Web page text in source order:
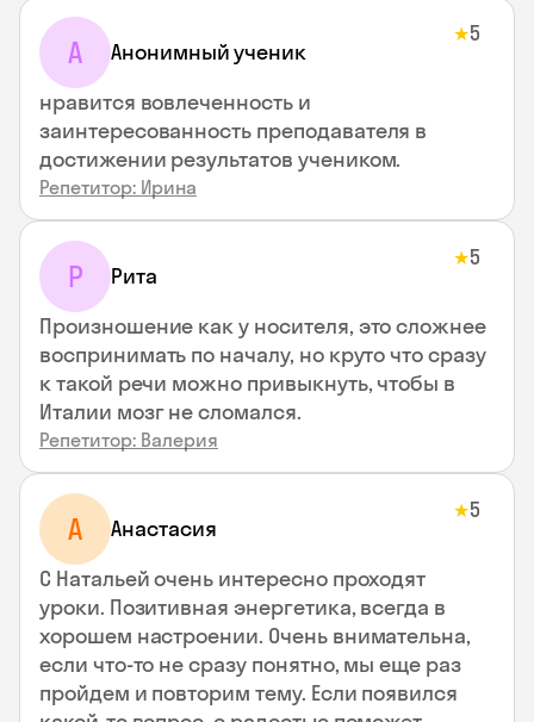
А Анонимный ученик
★5
нравится вовлеченность и
заинтересованность преподавателя в
достижении результатов учеником.
Репетитор: Ирина
Р Рита
★5
Произношение как у носителя, это сложнее
воспринимать по началу, но круто что сразу
к такой речи можно привыкнуть, чтобы в
Италии мозг не сломался.
Репетитор: Валерия
А Анастасия
★5
С Натальей очень интересно проходят
уроки. Позитивная энергетика, всегда в
хорошем настроении. Очень внимательна,
если что-то не сразу понятно, мы еще раз
пройдем и повторим тему. Если появился